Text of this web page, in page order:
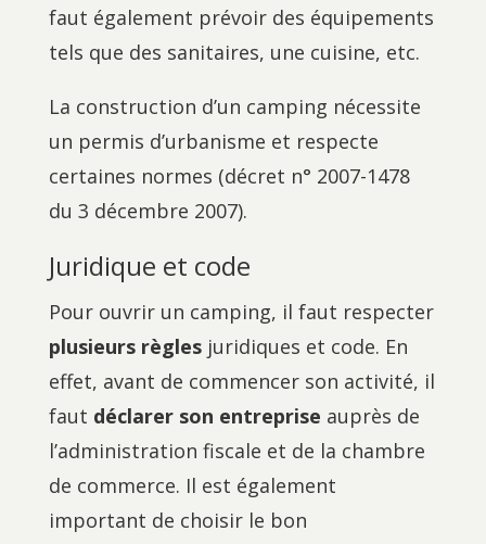
faut également prévoir des équipements
tels que des sanitaires, une cuisine, etc.
La construction d’un camping nécessite
un permis d’urbanisme et respecte
certaines normes (décret n° 2007-1478
du 3 décembre 2007).
Juridique et code
Pour ouvrir un camping, il faut respecter
plusieurs règlesjuridiques et code. En
effet, avant de commencer son activité, il
faut déclarer son entreprise auprès de
l’administration fiscale et de la chambre
de commerce. Il est également
important de choisir le bon